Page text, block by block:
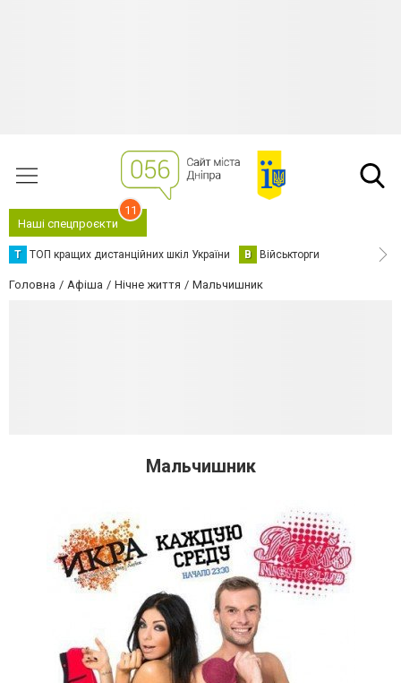
Наші спецпроєкти
11
Т ТОП кращих дистанційних шкіл України В Військторги
Головна Афіша Нічне життя Мальчишник
Мальчишник